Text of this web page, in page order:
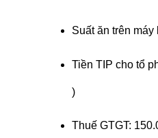
Suất ăn trên máy
Tiền TIP cho tổ
)
Thuế GTGT: